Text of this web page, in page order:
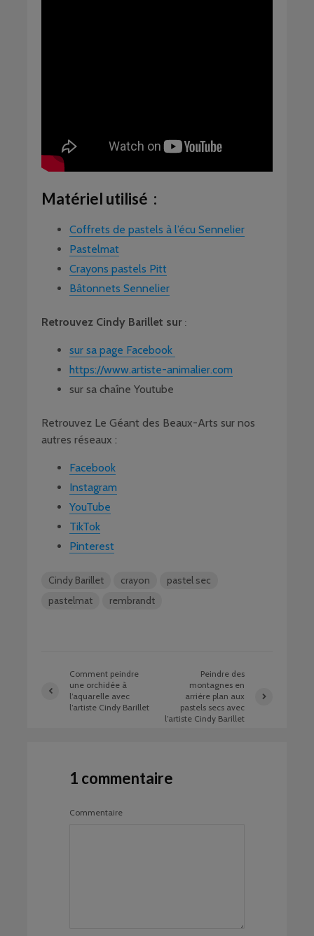
Matériel utilisé :
Coffrets de pastels à l’écu Sennelier
Pastelmat
Crayons pastels Pitt
Bâtonnets Sennelier
Retrouvez Cindy Barillet sur:
sur sa page Facebook
https://www.artiste-animalier.com
sur sa chaîne Youtube
Retrouvez Le Géant des Beaux-Arts sur nos
autres réseaux :
Facebook
Instagram
YouTube
TikTok
Pinterest
Cindy Barillet crayon
pastel sec
pastelmat
rembrandt
Comment peindre
une orchidée à
l’aquarelle avec
l’artiste Cindy Barillet
Peindre des
montagnes en
arrière plan aux
pastels secs avec
l’artiste Cindy Barillet
1 commentaire
Commentaire